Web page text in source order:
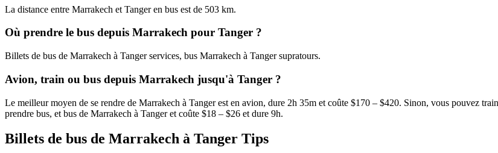
La distance entre Marrakech et Tanger en bus est de 503 km.
Où prendre le bus depuis Marrakech pour Tanger ?
Billets de bus de Marrakech à Tanger services, bus Marrakech à Tanger supratours.
Avion, train ou bus depuis Marrakech jusqu'à Tanger ?
Le meilleur moyen de se rendre de Marrakech à Tanger est en avion, dure 2h 35m et coûte $170 – $420. Sinon, vous pouvez
prendre bus, et bus de Marrakech à Tanger et coûte $18 – $26 et dure 9h.
Billets de bus de Marrakech à Tanger Tips